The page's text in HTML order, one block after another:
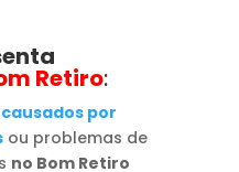
Retiro:
por
ou problemas de
no Bom Retiro